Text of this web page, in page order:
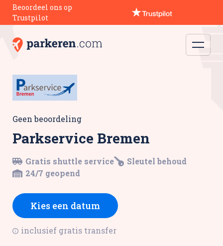
Beoordeel ons op
Trustpilot
Geen beoordeling
Parkservice Bremen
Gratis shuttle service
Sleutel behoud
24/7 geopend
Kies een datum
inclusief gratis transfer